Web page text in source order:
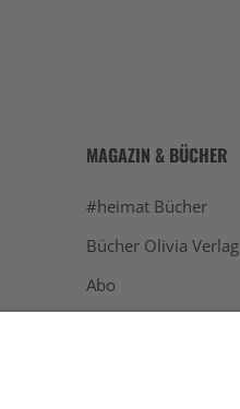
MAGAZIN & BÜCHER
#heimat Bücher
Bücher Olivia Verlag
Abo